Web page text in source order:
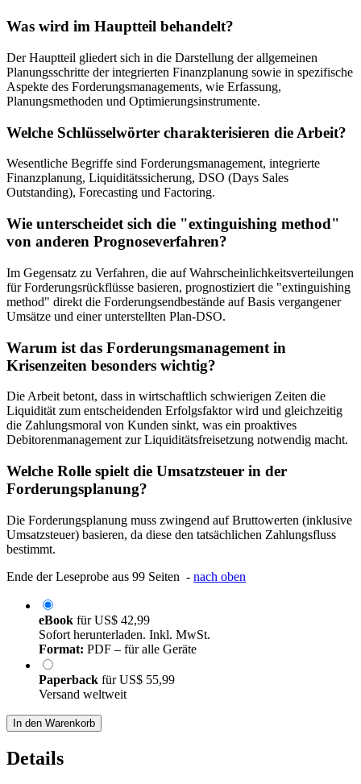
Was wird im Hauptteil behandelt?
Der Hauptteil gliedert sich in die Darstellung der allgemeinen
Planungsschritte der integrierten Finanzplanung sowie in spezifische
Aspekte des Forderungsmanagements, wie Erfassung,
Planungsmethoden und Optimierungsinstrumente.
Welche Schlüsselwörter charakterisieren die Arbeit?
Wesentliche Begriffe sind Forderungsmanagement, integrierte
Finanzplanung, Liquiditätssicherung, DSO (Days Sales
Outstanding), Forecasting und Factoring.
Wie unterscheidet sich die "extinguishing method"
von anderen Prognoseverfahren?
Im Gegensatz zu Verfahren, die auf Wahrscheinlichkeitsverteilungen
für Forderungsrückflüsse basieren, prognostiziert die "extinguishing
method" direkt die Forderungsendbestände auf Basis vergangener
Umsätze und einer unterstellten Plan-DSO.
Warum ist das Forderungsmanagement in
Krisenzeiten besonders wichtig?
Die Arbeit betont, dass in wirtschaftlich schwierigen Zeiten die
Liquidität zum entscheidenden Erfolgsfaktor wird und gleichzeitig
die Zahlungsmoral von Kunden sinkt, was ein proaktives
Debitorenmanagement zur Liquiditätsfreisetzung notwendig macht.
Welche Rolle spielt die Umsatzsteuer in der
Forderungsplanung?
Die Forderungsplanung muss zwingend auf Bruttowerten (inklusive
Umsatzsteuer) basieren, da diese den tatsächlichen Zahlungsfluss
bestimmt.
Ende der Leseprobe aus 99 Seiten - nach oben
eBook fürUS$ 42,99
Sofort herunterladen. Inkl. MwSt.
Format: PDF – für alle Geräte
Paperback fürUS$ 55,99
Versand weltweit
In den Warenkorb
Details